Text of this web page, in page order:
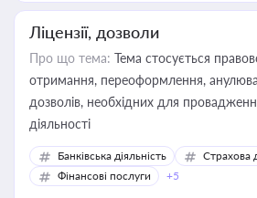
Ліцензії, дозволи
Про що тема: Тема стосується
отримання, переоформлення,
дозволів, необхідних для
діяльності
Банківська діяльність
Страхова
Фінансові послуги
+5